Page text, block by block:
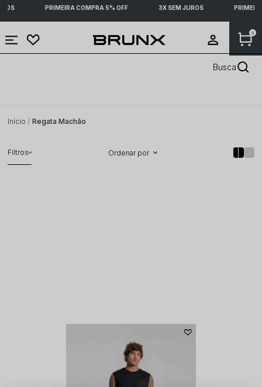
PRIMEIRA COMPRA 5% OFF 3X SEM JUROS
0
Busca
Início Regata Machão
Filtros Ordenar por